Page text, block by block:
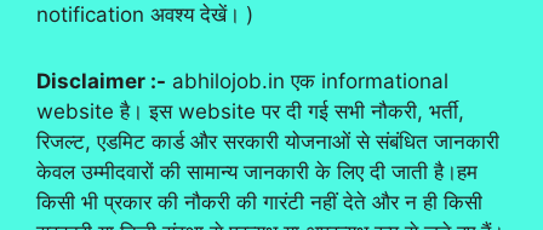
notification अवश्य देखें। )
Disclaimer :- abhilojob.in एक informational
website है। इस website पर दी गई सभी नौकरी, भर्ती,
रिजल्ट, एडमिट कार्ड और सरकारी योजनाओं से संबंधित जानकारी
केवल उम्मीदवारों की सामान्य जानकारी के लिए दी जाती है।हम
किसी भी प्रकार की नौकरी की गारंटी नहीं देते और न ही किसी